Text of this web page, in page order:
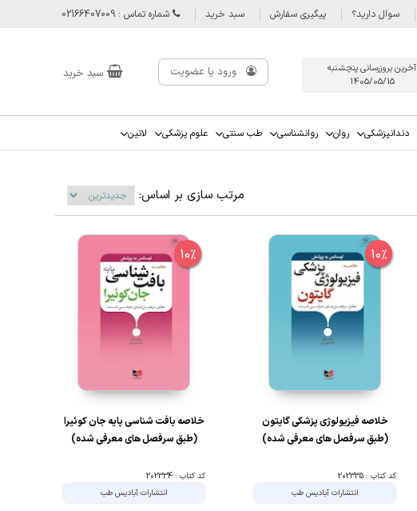
سوال دارید؟ پیگیری سفارش سبد خرید شماره تماس : 02166407009
آخرین بروزرسانی پنچشنبه
1405/05/15
ورود یا عضویت سبد خرید
دندانپزشکی روان روانشناسی طب سنتی علوم پزشکی لاتین
مرتب سازی بر اساس:
10%
خلاصه فیزیولوژی پزشکی گایتون
(طبق سرفصل های معرفی شده)
کد کتاب : 202335
انتشارات آبادیس طب
10%
خلاصه بافت شناسی پایه جان کوئیرا
(طبق سرفصل های معرفی شده)
کد کتاب : 202334
انتشارات آبادیس طب